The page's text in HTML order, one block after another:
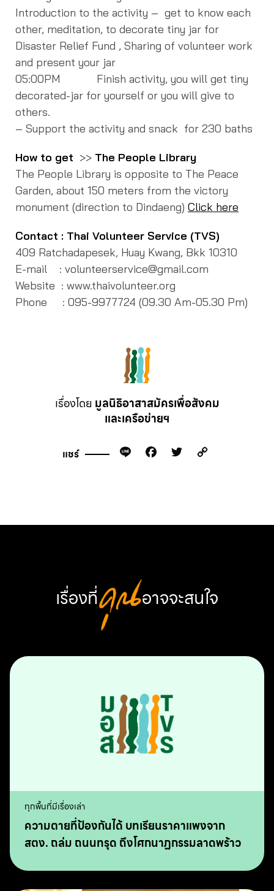
Introduction to the activity – get to know each
other, meditation, to decorate tiny jar for
Disaster Relief Fund , Sharing of volunteer work
and present your jar
05:00PM Finish activity, you will get tiny
decorated-jar for yourself or you will give to
others.
– Support the activity and snack for 230 baths
How to get >> The People Library
The People Library is opposite to The Peace
Garden, about 150 meters from the victory
monument (direction to Dindaeng) Click here
Contact : Thai Volunteer Service (TVS)
409 Ratchadapesek, Huay Kwang, Bkk 10310
E-mail : volunteerservice@gmail.com
Website : www.thaivolunteer.org
Phone : 095-9977724 (09.30 Am-05.30 Pm)
เรื่องโดย มูลนิธิอาสาสมัครเพื่อสังคม
และเครือข่ายฯ
แชร์ Line Facebook
Twitter
เรื่องที่คุณ อาจจะสนใจ
ทุกพื้นที่มีเรื่องเล่า
ความตายที่ป้องกันได้ บทเรียนราคาแพงจาก
สตง. ถล่ม ถนนทรุด ถึงโศกนาฏกรรมลาดพร้าว